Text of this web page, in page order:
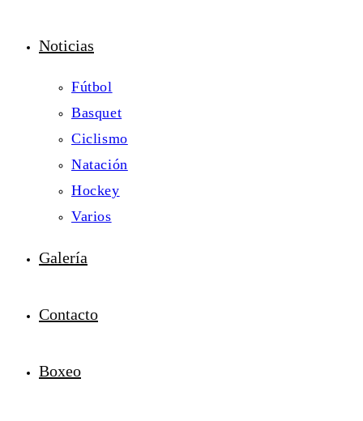
Noticias
Fútbol
Basquet
Ciclismo
Natación
Hockey
Varios
Galería
Contacto
Boxeo